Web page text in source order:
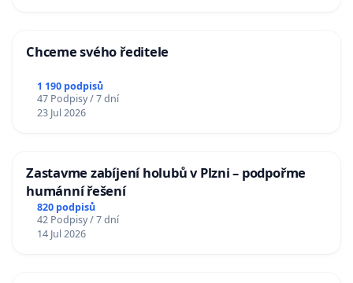
Chceme svého ředitele
1 190 podpisů
47 Podpisy / 7 dní
23 Jul 2026
Zastavme zabíjení holubů v Plzni – podpořme
humánní řešení
820 podpisů
42 Podpisy / 7 dní
14 Jul 2026